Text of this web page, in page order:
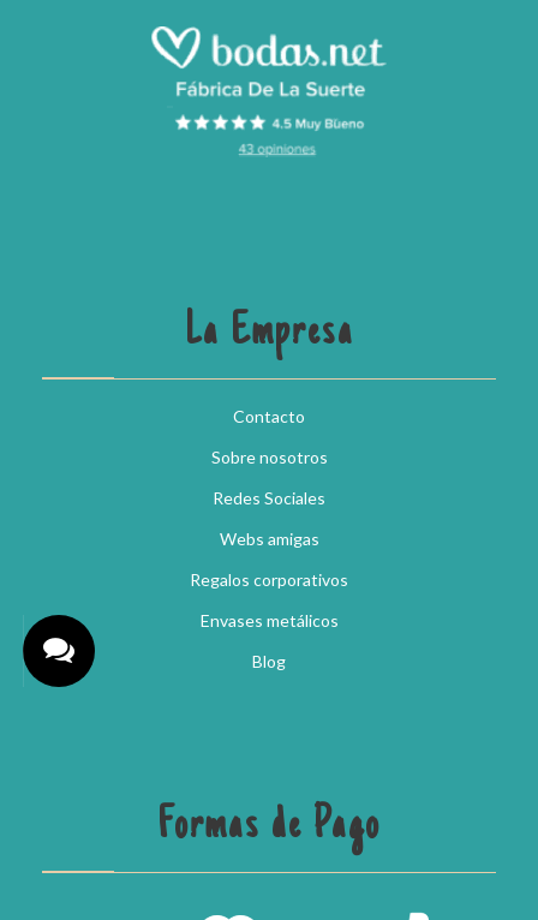
La Empresa
Contacto
Sobre nosotros
Redes Sociales
Webs amigas
Regalos corporativos
Envases metálicos
Blog
Formas de Pago